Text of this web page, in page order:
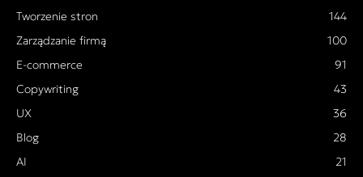
Tworzenie stron
144
Zarządzanie firmą
100
E-commerce
91
Copywriting
43
UX
36
Blog
28
AI
21